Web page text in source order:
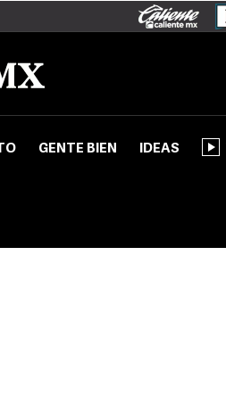
GENTE BIEN IDEAS